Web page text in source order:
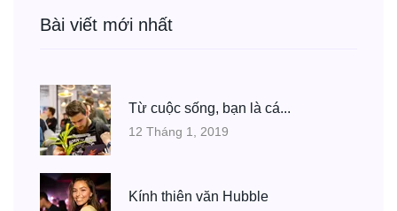
Bài viết mới nhất
Từ cuộc sống, bạn là cá...
12 Tháng 1, 2019
Kính thiên văn Hubble